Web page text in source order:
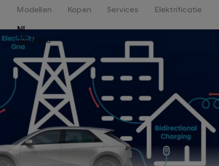
Modellen Kopen Services Elektrificatie
NL
Menu